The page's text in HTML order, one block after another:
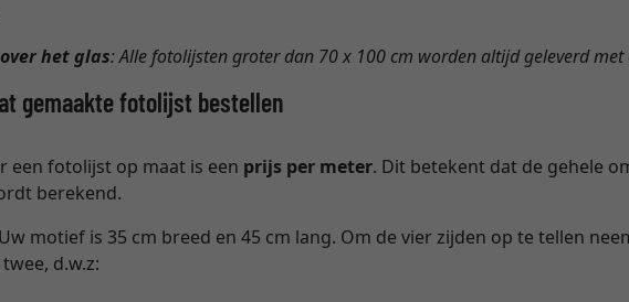
het glas: Alle fotolijsten groter dan 70 x 100 cm worden altijd geleverd
gemaakte fotolijst bestellen
een fotolijst op maat is een prijs per meter. Dit betekent dat de gehele
berekend.
motief is 35 cm breed en 45 cm lang. Om de vier zijden op te tellen
d.w.z: